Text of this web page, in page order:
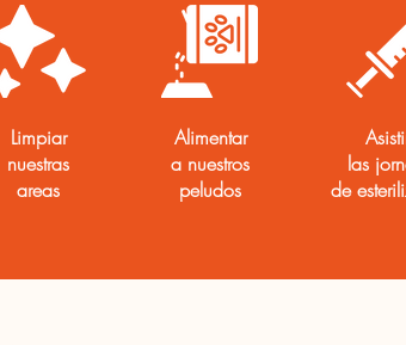
Limpiar
nuestras
areas
Alimentar
a nuestros
peludos
las
de